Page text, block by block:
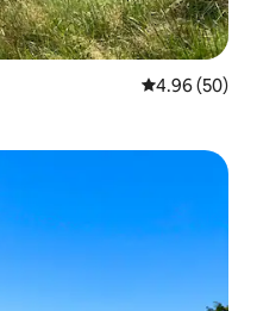
レビュー50
4.96 (50)